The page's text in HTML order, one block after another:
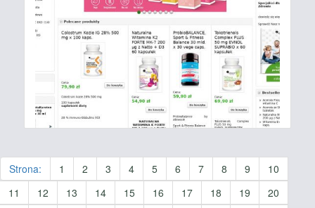
Strona: 1 2 3 4 5 6 7 8 9
10
11
12 13 14 15 16 17 18 19
20